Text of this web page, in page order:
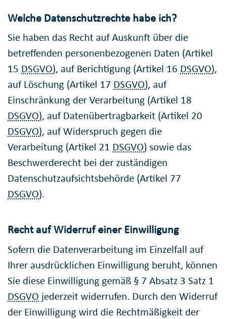
Welche Datenschutzrechte habe ich?
Sie haben das Recht auf Auskunft über die
betreffenden personenbezogenen Daten (Artikel
15 DSGVO), auf Berichtigung (Artikel 16 DSGVO),
auf Löschung (Artikel 17 DSGVO), auf
Einschränkung der Verarbeitung (Artikel 18
DSGVO), auf Datenübertragbarkeit (Artikel 20
DSGVO), auf Widerspruch gegen die
Verarbeitung (Artikel 21 DSGVO) sowie das
Beschwerderecht bei der zuständigen
Datenschutzaufsichtsbehörde (Artikel 77
DSGVO).
Recht auf Widerruf einer Einwilligung
Sofern die Datenverarbeitung im Einzelfall auf
Ihrer ausdrücklichen Einwilligung beruht, können
Sie diese Einwilligung gemäß § 7 Absatz 3 Satz 1
DSGVO jederzeit widerrufen. Durch den Widerruf
der Einwilligung wird die Rechtmäßigkeit der